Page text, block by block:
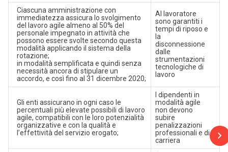
Ciascuna amministrazione con
immediatezza assicura lo svolgimento
del lavoro agile almeno al 50% del
personale impegnato in attività che
possono essere svolte secondo questa
modalità applicando il sistema della
rotazione;
in modalità semplificata e quindi senza
necessità ancora di stipulare un
accordo, e così fino al 31 dicembre 2020;
Al lavoratore
sono garantiti i
tempi di riposo e
la
disconnessione
dalle
strumentazioni
tecnologiche di
lavoro
Gli enti assicurano in ogni caso le
percentuali più elevate possibili di lavoro
agile, compatibili con le loro potenzialità
organizzative e con la qualità e
l’effettività del servizio erogato;
I dipendenti in
modalità agile
non devono
subire
penalizzazioni
professionali e di
carriera